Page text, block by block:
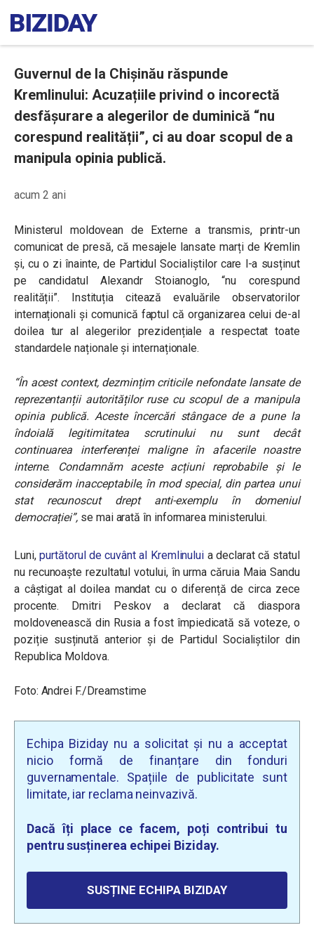
Guvernul de la Chișinău răspunde
Kremlinului: Acuzațiile privind o incorectă
desfășurare a alegerilor de duminică “nu
corespund realității”, ci au doar scopul de a
manipula opinia publică.
acum 2 ani
Ministerul moldovean de Externe a transmis, printr-un
comunicat de presă, că mesajele lansate marți de Kremlin
și, cu o zi înainte, de Partidul Socialiștilor care l-a susținut
pe candidatul Alexandr Stoianoglo, “nu corespund
realității”. Instituția citează evaluările observatorilor
internaționali și comunică faptul că organizarea celui de-al
doilea tur al alegerilor prezidențiale a respectat toate
standardele naționale și internaționale.
“În acest context, dezmințim criticile nefondate lansate de
reprezentanții autorităților ruse cu scopul de a manipula
opinia publică. Aceste încercări stângace de a pune la
îndoială legitimitatea scrutinului nu sunt decât
continuarea interferenței maligne în afacerile noastre
interne. Condamnăm aceste acțiuni reprobabile și le
considerăm inacceptabile, în mod special, din partea unui
stat recunoscut drept anti-exemplu în domeniul
democrației”, se mai arată în informarea ministerului.
Luni,purtătorul de cuvânt al Kremlinului a declarat că statul
nu recunoaște rezultatul votului, în urma căruia Maia Sandu
a câștigat al doilea mandat cu o diferență de circa zece
procente. Dmitri Peskov a declarat că diaspora
moldovenească din Rusia a fost împiedicată să voteze, o
poziție susținută anterior și de Partidul Socialiștilor din
Republica Moldova.
Foto: Andrei F./Dreamstime
Echipa Biziday nu a solicitat și nu a acceptat
nicio formă de finanțare din fonduri
guvernamentale. Spațiile de publicitate sunt
limitate, iar reclama neinvazivă.
Dacă îți place ce facem, poți contribui tu
pentru susținerea echipei Biziday.
SUSȚINE ECHIPA BIZIDAY